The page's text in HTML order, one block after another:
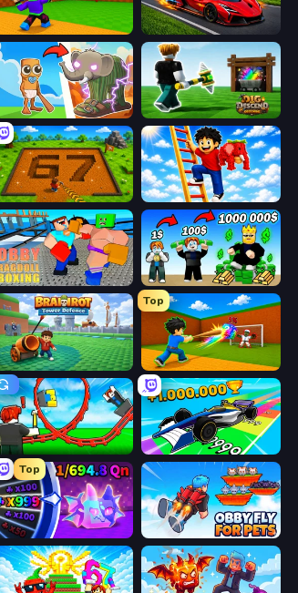
Throw a Lucky Block
Brainrot Evolution Dig and Descend: Obby Mine
Obby: Dig Brainrots Ladder to Brainhot: Climb
Obby: Ragdoll Boxing Obby Tycoon Build the City
Brainrot Tower Defence
Top
Baseball For Brainrot
Build a Rollercoaster: Simulator Obby Car Challenge: Drive
Top
Meeland.io Obby Fly For Pets